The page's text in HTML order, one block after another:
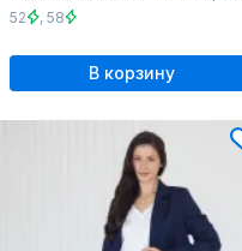
52 , 58
В корзину